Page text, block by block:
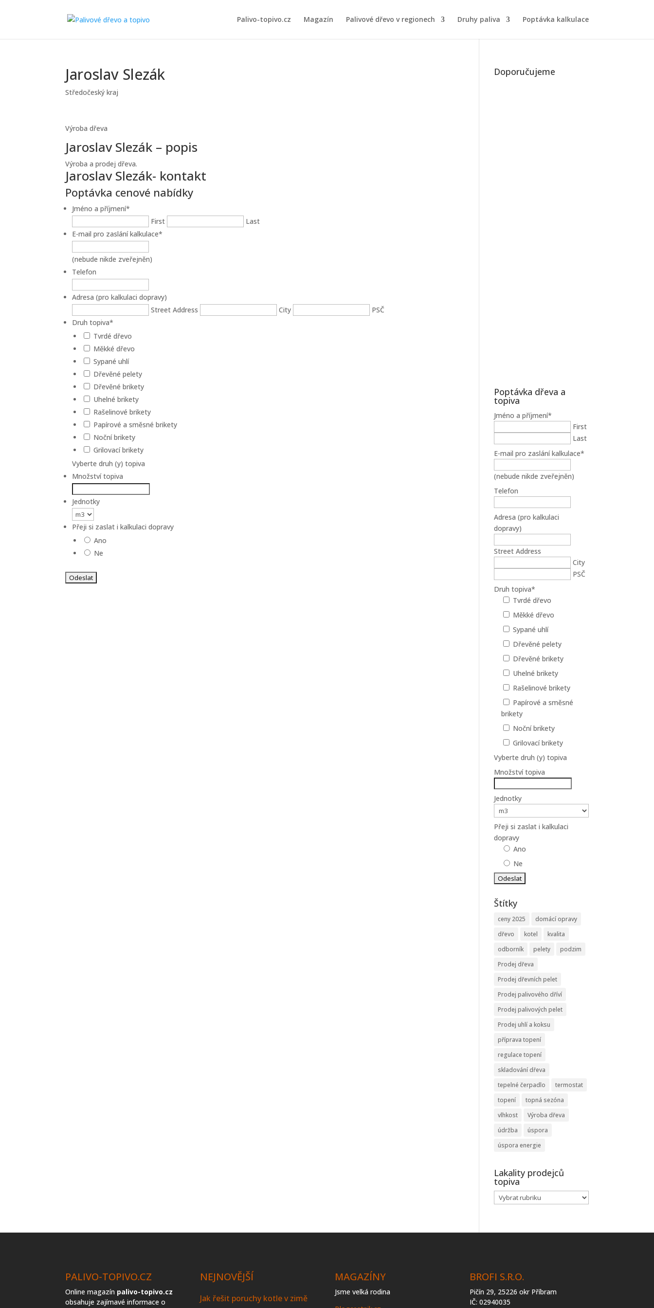
Palivo-topivo.cz Magazín Palivové dřevo v regionech Druhy paliva Poptávka kalkulace
Jaroslav Slezák
Středočeský kraj
Výroba dřeva
Jaroslav Slezák – popis
Výroba a prodej dřeva.
Jaroslav Slezák- kontakt
Poptávka cenové nabídky
Jméno a příjmení*
First
Last
E-mail pro zaslání kalkulace*
(nebude nikde zveřejněn)
Telefon
Adresa (pro kalkulaci dopravy)
Street Address
City
PSČ
Druh topiva*
Tvrdé dřevo
Měkké dřevo
Sypané uhlí
Dřevěné pelety
Dřevěné brikety
Uhelné brikety
Rašelinové brikety
Papírové a směsné brikety
Noční brikety
Grilovací brikety
Vyberte druh (y) topiva
Množství topiva
Jednotky
Přeji si zaslat i kalkulaci dopravy
Ano
Ne
Doporučujeme
Poptávka dřeva a
topiva
Jméno a příjmení*
First
Last
E-mail pro zaslání kalkulace*
(nebude nikde zveřejněn)
Telefon
Adresa (pro kalkulaci
dopravy)
Street Address
City
PSČ
Druh topiva*
Tvrdé dřevo
Měkké dřevo
Sypané uhlí
Dřevěné pelety
Dřevěné brikety
Uhelné brikety
Rašelinové brikety
Papírové a směsné
brikety
Noční brikety
Grilovací brikety
Vyberte druh (y) topiva
Množství topiva
Jednotky
Přeji si zaslat i kalkulaci
dopravy
Ano
Ne
Štítky
ceny 2025
domácí opravy
dřevo
kotel
kvalita
odborník
pelety
podzim
Prodej dřeva
Prodej dřevních pelet
Prodej palivového dříví
Prodej palivových pelet
Prodej uhlí a koksu
příprava topení
regulace topení
skladování dřeva
tepelné čerpadlo
termostat
topení
topná sezóna
vlhkost
Výroba dřeva
údržba
úspora
úspora energie
Lakality prodejců
topiva
Lakality
prodejců
PALIVO-TOPIVO.CZ
Online magazín palivo-topivo.cz
obsahuje zajímavé informace o
NEJNOVĚJŠÍ
Jak řešit poruchy kotle v zimě
MAGAZÍNY
Jsme velká rodina
BROFI S.R.O.
Pičín 29, 25226 okr Příbram
IČ: 02940035